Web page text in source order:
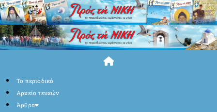
Skip
to
content
Το περιοδικό
Αρχείο τευχών
Άρθρα